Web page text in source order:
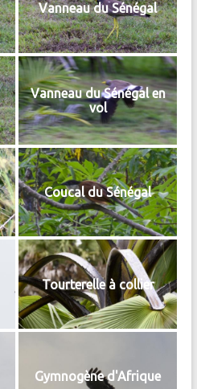
Vanneau du Sénégal
Vanneau du Sénégal en
vol
Coucal du Sénégal
Tourterelle à collier
Gymnogène d'Afrique